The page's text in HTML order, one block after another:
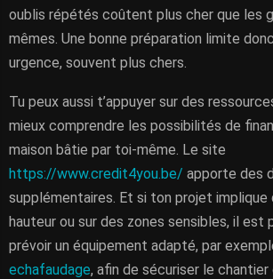
oublis répétés coûtent plus cher que les
mêmes. Une bonne préparation limite
urgence, souvent plus chers.
Tu peux aussi t’appuyer sur des
mieux comprendre les possibilités de
maison bâtie par toi-même. Le site
https://www.credit4you.be/ apporte des
supplémentaires. Et si ton projet implique
hauteur ou sur des zones sensibles, il est
prévoir un équipement adapté, par
echafaudage, afin de sécuriser le